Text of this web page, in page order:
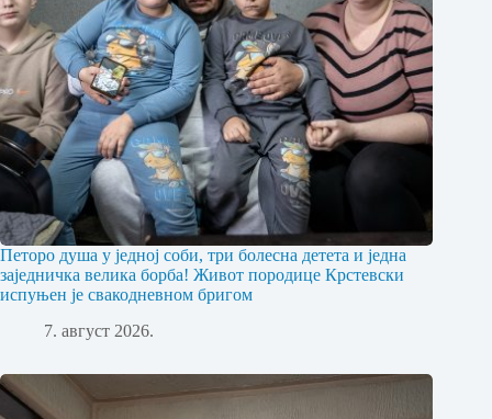
Петоро душа у једној соби, три болесна детета и једна
заједничка велика борба! Живот породице Крстевски
испуњен је свакодневном бригом
7. август 2026.